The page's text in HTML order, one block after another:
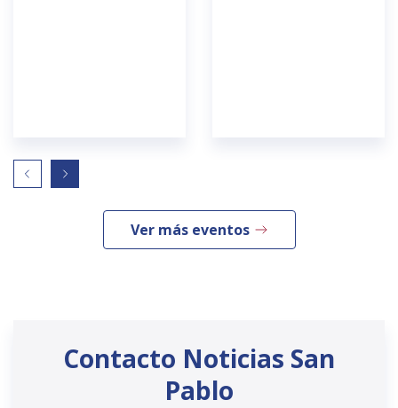
Ver más eventos
Contacto Noticias San
Pablo